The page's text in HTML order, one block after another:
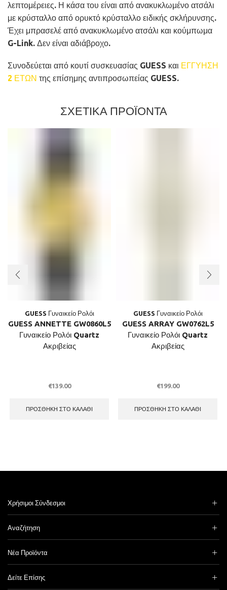
λεπτομέρειες. Η κάσα του είναι από ανακυκλωμένο ατσάλι
με κρύσταλλο από ορυκτό κρύσταλλο ειδικής σκλήρυνσης.
Έχει μπρασελέ από ανακυκλωμένο ατσάλι και κούμπωμα
G-Link. Δεν είναι αδιάβροχο.
Συνοδεύεται από κουτί συσκευασίας GUESS και ΕΓΓΥΗΣΗ
2 ΕΤΩΝ της επίσημης αντιπροσωπείας GUESS.
ΣΧΕΤΙΚΑ ΠΡΟΪΟΝΤΑ
GUESS Γυναικείο Ρολόι
GUESS ANNETTE GW0860L5
Γυναικείο Ρολόι Quartz
Ακριβείας
€139.00
ΠΡΟΣΘΉΚΗ ΣΤΟ ΚΑΛΆΘΙ
GUESS Γυναικείο Ρολόι
GUESS ARRAY GW0762L5
Γυναικείο Ρολόι Quartz
Ακριβείας
€199.00
ΠΡΟΣΘΉΚΗ ΣΤΟ ΚΑΛΆΘΙ
Χρήσιμοι Σύνδεσμοι
Αναζήτηση
Νέα Προϊόντα
Δείτε Επίσης